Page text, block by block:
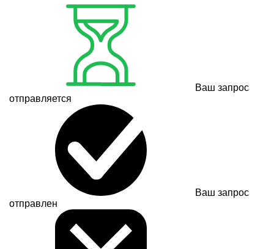
Ваш запрос
отправляется
Ваш запрос
отправлен